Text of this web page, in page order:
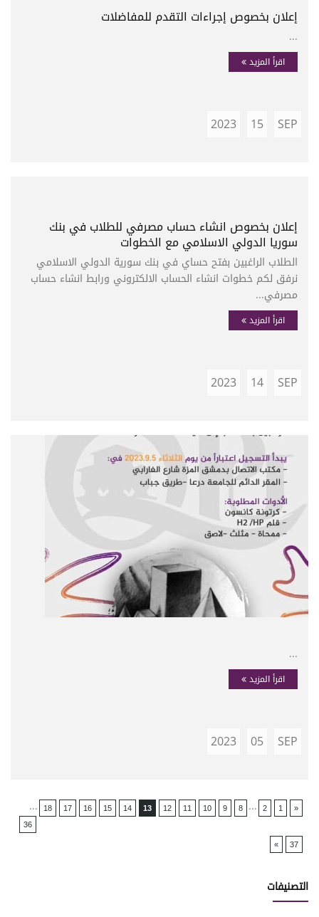
إعلان بخصوص إجراءات التقدم للمفاضلات
...
اقرأ المزيد
SEP
15
2023
إعلان بخصوص انشاء حساب مصرفي للطلاب في بنك
سوريا الدولي الاسلامي مع الخطوات
الطلاب الراغبين بفتح حساي في بنك سورية الدولي الاسلامي
نرفق لكم خطوات انشاء الحساب الالكتروني ورابط انشاء حساب
مصرفي...
اقرأ المزيد
SEP
14
2023
...
اقرأ المزيد
SEP
05
2023
«
1
2
...
8
9
10
11
12
13
14
15
16
17
18
...
36
37
»
التصنيفات